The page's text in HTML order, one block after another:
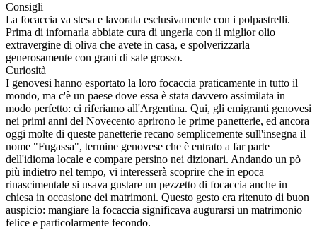
Consigli
La focaccia va stesa e lavorata esclusivamente con i polpastrelli.
Prima di infornarla abbiate cura di ungerla con il miglior olio
extravergine di oliva che avete in casa, e spolverizzarla
generosamente con grani di sale grosso.
Curiosità
I genovesi hanno esportato la loro focaccia praticamente in tutto il
mondo, ma c'è un paese dove essa è stata davvero assimilata in
modo perfetto: ci riferiamo all'Argentina. Qui, gli emigranti genovesi
nei primi anni del Novecento aprirono le prime panetterie, ed ancora
oggi molte di queste panetterie recano semplicemente sull'insegna il
nome "Fugassa", termine genovese che è entrato a far parte
dell'idioma locale e compare persino nei dizionari. Andando un pò
più indietro nel tempo, vi interesserà scoprire che in epoca
rinascimentale si usava gustare un pezzetto di focaccia anche in
chiesa in occasione dei matrimoni. Questo gesto era ritenuto di buon
auspicio: mangiare la focaccia significava augurarsi un matrimonio
felice e particolarmente fecondo.